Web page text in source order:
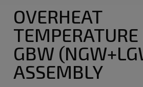
OVERHEAT
GBW
ASSEMBLY